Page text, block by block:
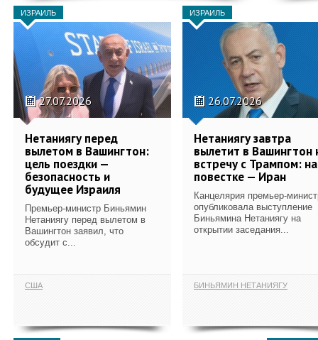
ИЗРАИЛЬ
27.07.2026
Нетаниягу перед
вылетом в Вашингтон:
цель поездки —
безопасность и
будущее Израиля
Премьер-министр Биньямин
Нетаниягу перед вылетом в
Вашингтон заявил, что
обсудит с...
США
ИЗРАИЛЬ
26.07.2026
Нетаниягу завтра
вылетит в Вашингтон
встречу с Трампом: на
повестке — Иран
Канцелярия премьер-
опубликовала выступление
Биньямина Нетаниягу на
открытии заседания...
БИНЬЯМИН НЕТАНИЯГУ